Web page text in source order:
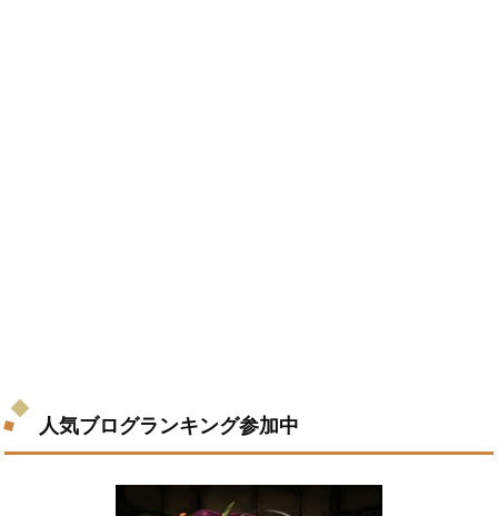
人気ブログランキング参加中